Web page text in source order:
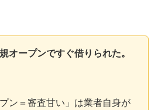
オープンですぐ借りられた。
プン＝審査甘い」は業者自身が